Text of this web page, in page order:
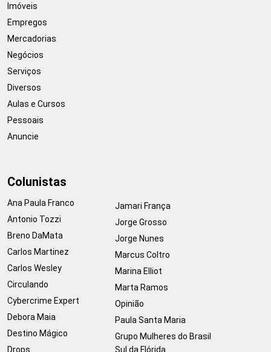
Imóveis
Empregos
Mercadorias
Negócios
Serviços
Diversos
Aulas e Cursos
Pessoais
Anuncie
Colunistas
Ana Paula Franco
Antonio Tozzi
Breno DaMata
Carlos Martinez
Carlos Wesley
Circulando
Cybercrime Expert
Debora Maia
Destino Mágico
Drops
Jamari França
Jorge Grosso
Jorge Nunes
Marcus Coltro
Marina Elliot
Marta Ramos
Opinião
Paula Santa Maria
Grupo Mulheres do Brasil
Sul da Flórida